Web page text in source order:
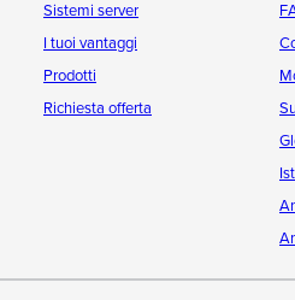
Sistemi server
I tuoi vantaggi
Prodotti
Richiesta offerta